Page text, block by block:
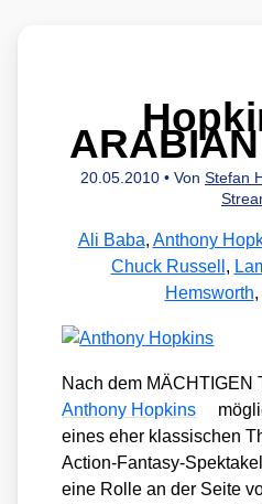
20.05.2010 • Von Stefan
Ali Baba, Anthony
Chuck Russell ,
Hemsworth,
Nach dem MÄCHTIGEN
Antho­ny Hop­kins
eines eher klas­si­schen
Action-Fan­ta­sy-
eine Rol­le an der Sei­te